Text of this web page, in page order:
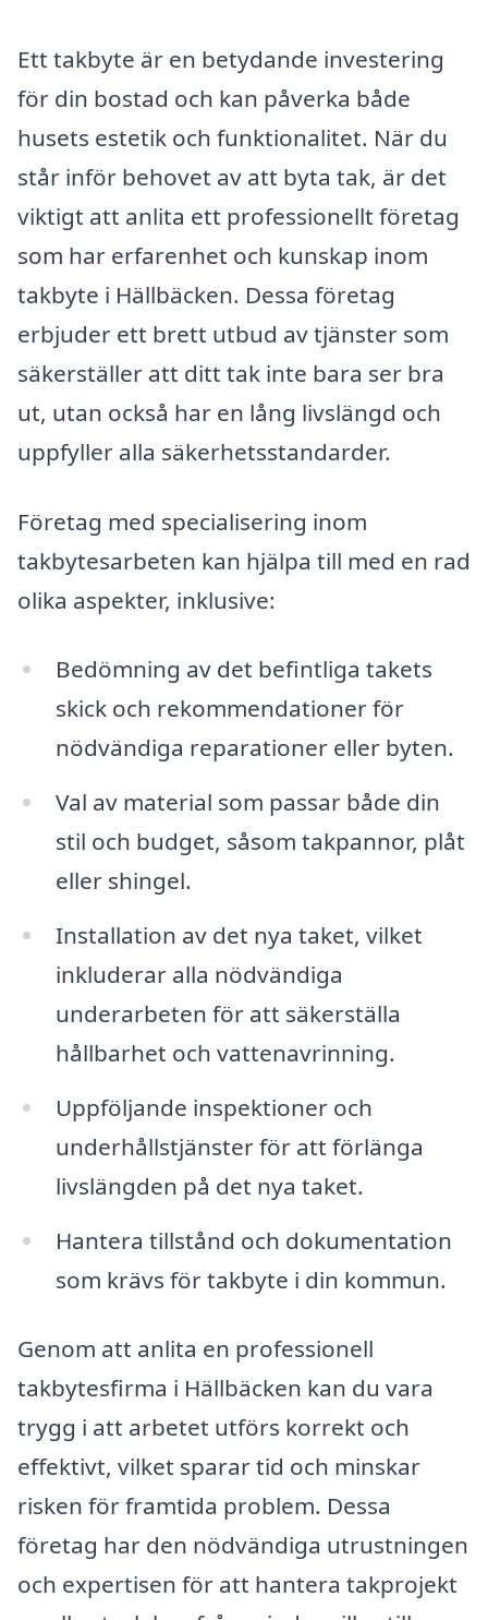
Ett takbyte är en betydande investering
för din bostad och kan påverka både
husets estetik och funktionalitet. När du
står inför behovet av att byta tak, är det
viktigt att anlita ett professionellt företag
som har erfarenhet och kunskap inom
takbyte i Hällbäcken. Dessa företag
erbjuder ett brett utbud av tjänster som
säkerställer att ditt tak inte bara ser bra
ut, utan också har en lång livslängd och
uppfyller alla säkerhetsstandarder.
Företag med specialisering inom
takbytesarbeten kan hjälpa till med en rad
olika aspekter, inklusive:
Bedömning av det befintliga takets
skick och rekommendationer för
nödvändiga reparationer eller byten.
Val av material som passar både din
stil och budget, såsom takpannor, plåt
eller shingel.
Installation av det nya taket, vilket
inkluderar alla nödvändiga
underarbeten för att säkerställa
hållbarhet och vattenavrinning.
Uppföljande inspektioner och
underhållstjänster för att förlänga
livslängden på det nya taket.
Hantera tillstånd och dokumentation
som krävs för takbyte i din kommun.
Genom att anlita en professionell
takbytesfirma i Hällbäcken kan du vara
trygg i att arbetet utförs korrekt och
effektivt, vilket sparar tid och minskar
risken för framtida problem. Dessa
företag har den nödvändiga utrustningen
och expertisen för att hantera takprojekt